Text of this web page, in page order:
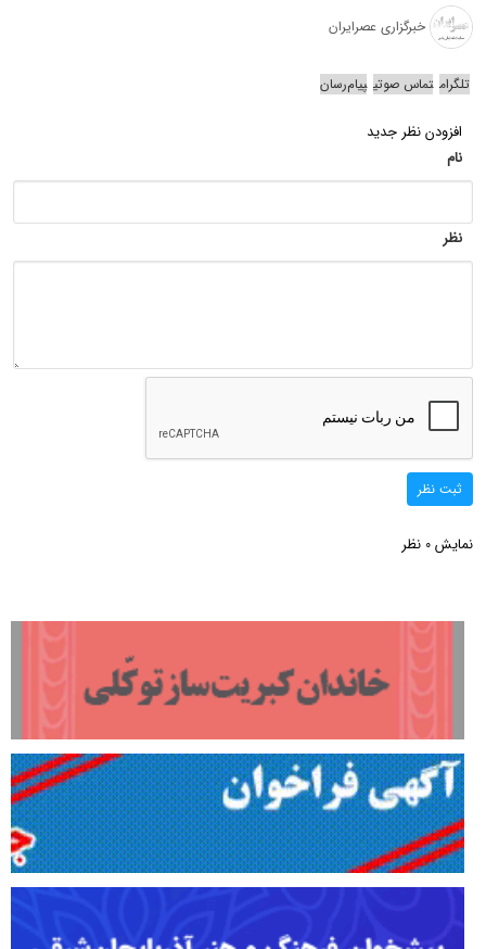
خبرگزاری عصرایران
تلگرام تماس صوتی پیام‌رسان
افزودن نظر جدید
نام
نظر
ثبت نظر
نمایش 0 نظر